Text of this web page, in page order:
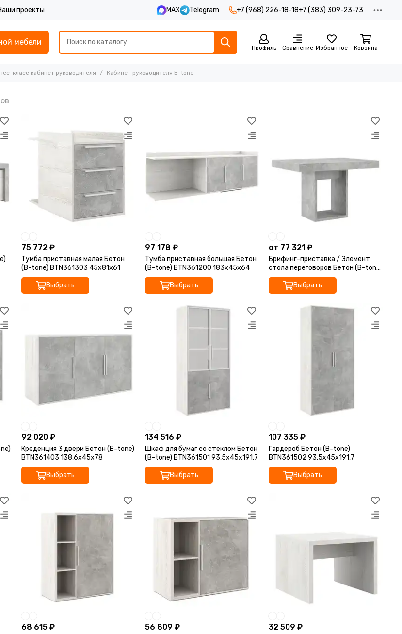
проекты MAX Telegram +7 (968) 226-18-18+7 (383) 309-23-73
мебели
Профиль Сравнение Избранное Корзина
класс кабинет руководителя Кабинет руководителя B-tone
75 772 ₽
Тумба приставная малая Бетон
(B-tone) BTN361303 45x81x61
Выбрать
97 178 ₽
Тумба приставная большая Бетон
(B-tone) BTN361200 183x45x64
Выбрать
от 77 321 ₽
Брифинг-приставка / Элемент
стола переговоров Бетон (B-tone)
BTN361711 120x90x78
Выбрать
92 020 ₽
Креденция 3 двери Бетон (B-tone)
BTN361403 138,6x45x78
Выбрать
134 516 ₽
Шкаф для бумаг со стеклом Бетон
(B-tone) BTN361501 93,5x45x191,7
Выбрать
107 335 ₽
Гардероб Бетон (B-tone)
BTN361502 93,5x45x191,7
Выбрать
68 615 ₽ 56 809 ₽ 32 509 ₽